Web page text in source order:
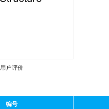
用户评价
编号